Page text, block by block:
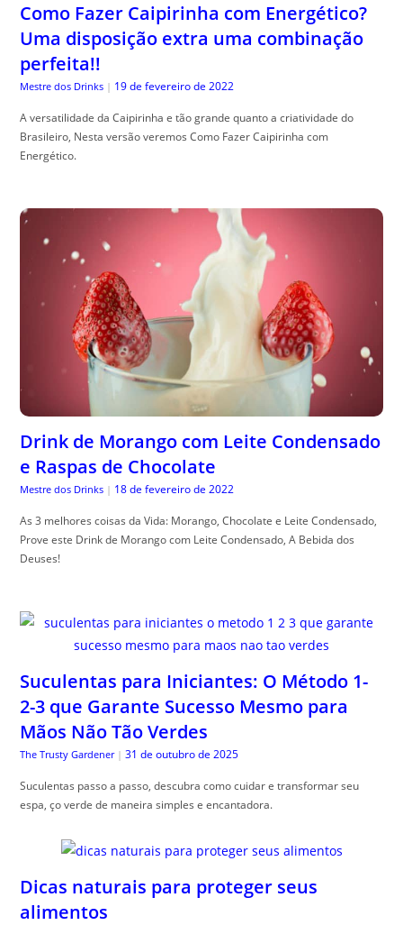
Como Fazer Caipirinha com Energético?
Uma disposição extra uma combinação
perfeita!!
Mestre dos Drinks | 19 de fevereiro de 2022
A versatilidade da Caipirinha e tão grande quanto a criatividade do
Brasileiro, Nesta versão veremos Como Fazer Caipirinha com
Energético.
Drink de Morango com Leite Condensado
e Raspas de Chocolate
Mestre dos Drinks | 18 de fevereiro de 2022
As 3 melhores coisas da Vida: Morango, Chocolate e Leite Condensado,
Prove este Drink de Morango com Leite Condensado, A Bebida dos
Deuses!
Suculentas para Iniciantes: O Método 1-
2-3 que Garante Sucesso Mesmo para
Mãos Não Tão Verdes
The Trusty Gardener | 31 de outubro de 2025
Suculentas passo a passo, descubra como cuidar e transformar seu
espa, ço verde de maneira simples e encantadora.
Dicas naturais para proteger seus
alimentos